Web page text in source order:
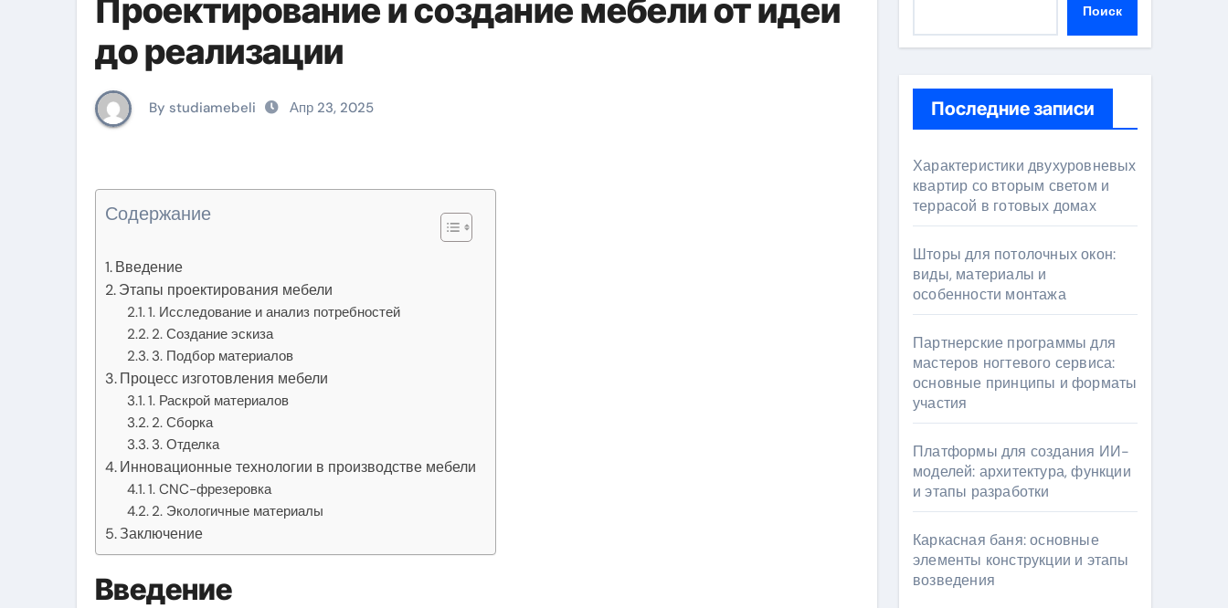
Проектирование и создание мебели от идеи
до реализации
By studiamebeli Апр 23, 2025
Содержание
Введение
Этапы проектирования мебели
1. Исследование и анализ потребностей
2. Создание эскиза
3. Подбор материалов
Процесс изготовления мебели
1. Раскрой материалов
2. Сборка
3. Отделка
Инновационные технологии в производстве мебели
1. CNC-фрезеровка
2. Экологичные материалы
Заключение
Введение
Поиск
Последние записи
Характеристики двухуровневых
квартир со вторым светом и
террасой в готовых домах
Шторы для потолочных окон:
виды, материалы и
особенности монтажа
Партнерские программы для
мастеров ногтевого сервиса:
основные принципы и форматы
участия
Платформы для создания ИИ-
моделей: архитектура, функции
и этапы разработки
Каркасная баня: основные
элементы конструкции и этапы
возведения